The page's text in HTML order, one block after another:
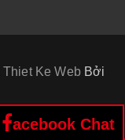
acebook Chat
Thiet Ke WebBởi